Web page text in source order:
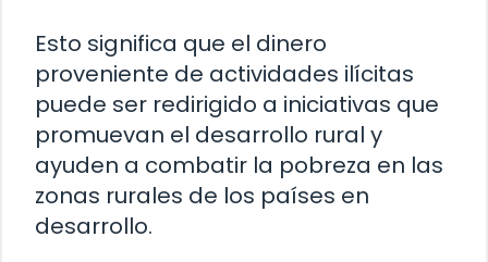
Esto significa que el dinero
proveniente de actividades ilícitas
puede ser redirigido a iniciativas que
promuevan el desarrollo rural y
ayuden a combatir la pobreza en las
zonas rurales de los países en
desarrollo.